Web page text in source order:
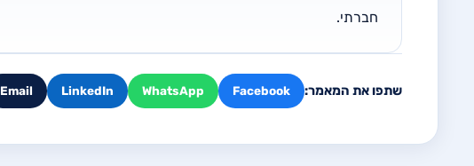
חברתי.
שתפו את המאמר: Facebook
WhatsApp
LinkedIn
Email